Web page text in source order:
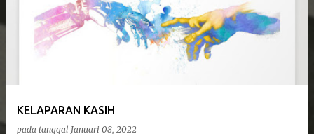
KELAPARAN KASIH
pada tanggal Januari 08, 2022